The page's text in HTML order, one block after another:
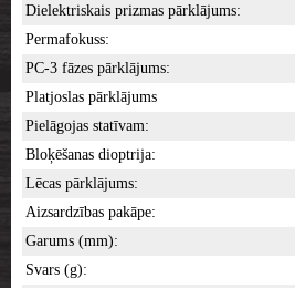
Dielektriskais prizmas pārklājums:
Permafokuss:
PC-3 fāzes pārklājums:
Platjoslas pārklājums
Pielāgojas statīvam:
Bloķēšanas dioptrija:
Lēcas pārklājums:
Aizsardzības pakāpe:
Garums (mm):
Svars (g):